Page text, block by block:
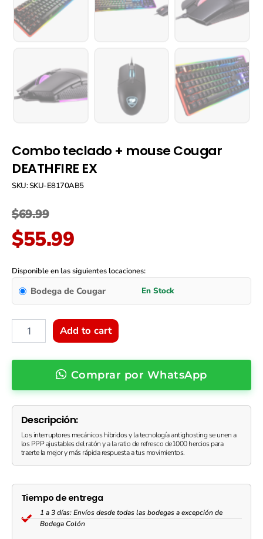
Combo teclado + mouse Cougar
DEATHFIRE EX
SKU: SKU-E8170AB5
$69.99Original
price
was:
$69.99.
$55.99price
is:
$55.99.
Disponible en las siguientes locaciones:
Bodega de Cougar
teclado
+
mouse
Cougar
quantity
Add to cart
Comprar por WhatsApp
Descripción:
Los interruptores mecánicos híbridos y la tecnología antighosting se unen a
los PPP ajustables del ratón y a la ratio de refresco de1000 hercios para
traerte la mejor y más rápida respuesta a tus movimientos.
Tiempo de entrega
1 a 3 días: Envíos desde todas las bodegas a excepción de
Bodega Colón